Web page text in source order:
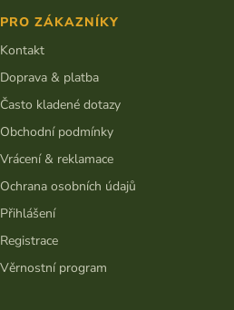
a
t
í
PRO ZÁKAZNÍKY
Kontakt
Doprava & platba
Často kladené dotazy
Obchodní podmínky
Vrácení & reklamace
Ochrana osobních údajů
Přihlášení
Registrace
Věrnostní program